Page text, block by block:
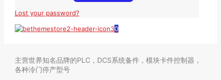
Lost your password?
0
主营世界知名品牌的PLC，DCS系统备件，模块卡件控制器，
各种冷门停产型号